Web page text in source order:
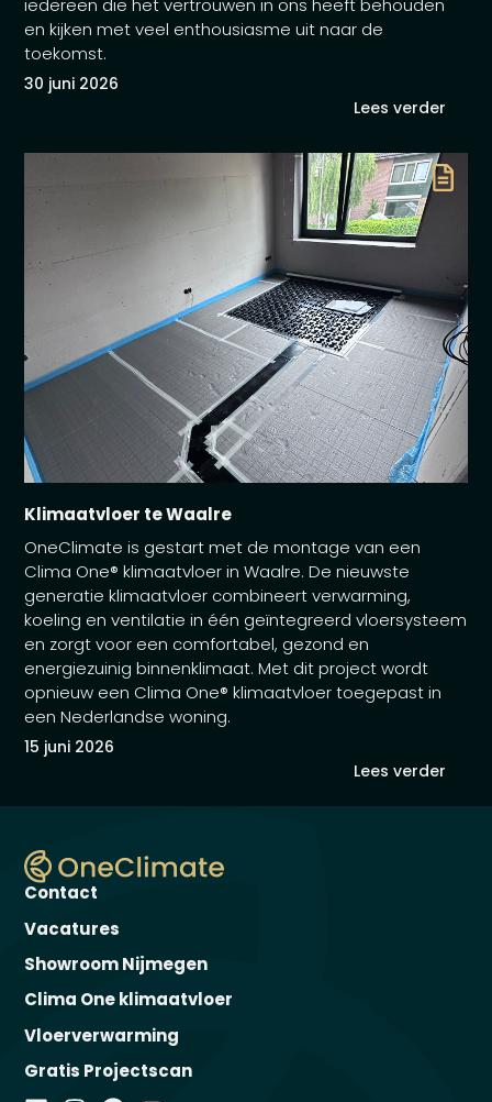
iedereen die het vertrouwen in ons heeft behouden
en kijken met veel enthousiasme uit naar de
toekomst.
30 juni 2026
Lees verder
Klimaatvloer te Waalre
OneClimate is gestart met de montage van een
Clima One® klimaatvloer in Waalre. De nieuwste
generatie klimaatvloer combineert verwarming,
koeling en ventilatie in één geïntegreerd vloersysteem
en zorgt voor een comfortabel, gezond en
energiezuinig binnenklimaat. Met dit project wordt
opnieuw een Clima One® klimaatvloer toegepast in
een Nederlandse woning.
15 juni 2026
Lees verder
Contact
Vacatures
Showroom Nijmegen
Clima One klimaatvloer
Vloerverwarming
Gratis Projectscan